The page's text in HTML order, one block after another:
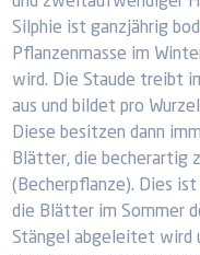
Silphie ist ganzjährig
Pflanzenmasse im
wird. Die Staude treibt
aus und bildet pro
Diese besitzen dann
Blätter, die becherartig
(Becherpflanze). Dies
die Blätter im Sommer
Stängel abgeleitet wird